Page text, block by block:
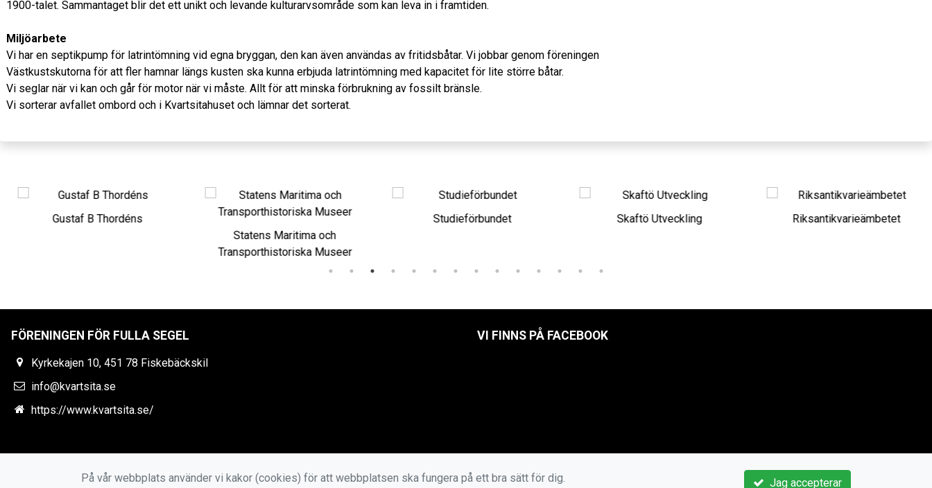
1900-talet. Sammantaget blir det ett unikt och levande kulturarvsområde som kan leva in i framtiden.
Miljöarbete
Vi har en septikpump för latrintömning vid egna bryggan, den kan även användas av fritidsbåtar. Vi jobbar genom föreningen
Västkustskutorna för att fler hamnar längs kusten ska kunna erbjuda latrintömning med kapacitet för lite större båtar.
Vi seglar när vi kan och går för motor när vi måste. Allt för att minska förbrukning av fossilt bränsle.
Vi sorterar avfallet ombord och i Kvartsitahuset och lämnar det sorterat.
Gustaf B Thordéns
Statens Maritima och
Transporthistoriska Museer
Studieförbundet Skaftö Utveckling Riksantikvarieämbetet
FÖRENINGEN FÖR FULLA SEGEL
Kyrkekajen 10, 451 78 Fiskebäckskil
info@kvartsita.se
https://www.kvartsita.se/
VI FINNS PÅ FACEBOOK
Jag accepterar
På vår webbplats använder vi kakor (cookies) för att webbplatsen ska fungera på ett bra sätt för dig.